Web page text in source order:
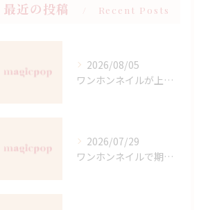
最近の投稿 Recent Posts
2026/08/05
ワンホンネイルが上手な愛知県名古屋市西区名駅の魅力と選び方ガイド
2026/07/29
ワンホンネイルで期待する印象と男ウケも叶える選び方ガイド